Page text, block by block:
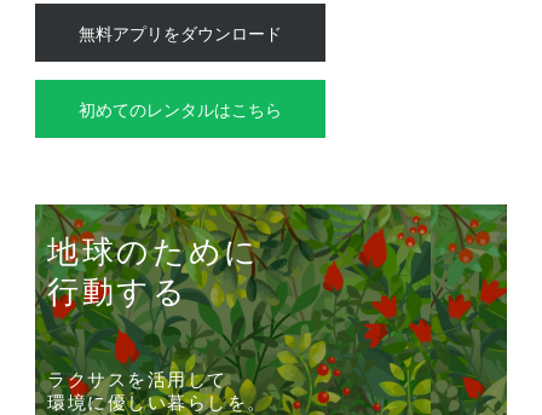
無料アプリをダウンロード
初めてのレンタルはこちら
地球のために
行動する
ラクサスを活用して
環境に優しい暮らしを。